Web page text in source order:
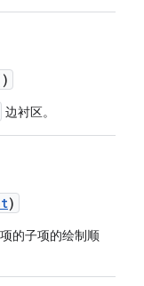
边衬区。
)
的子项的绘制顺